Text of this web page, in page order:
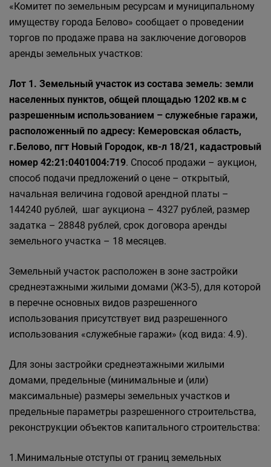
«Комитет по земельным ресурсам и муниципальному
имуществу города Белово» сообщает о проведении
торгов по продаже права на заключение договоров
аренды земельных участков:
Лот 1. Земельный участок из состава земель: земли
населенных пунктов, общей площадью 1202 кв.м с
разрешенным использованием – служебные гаражи,
расположенный по адресу: Кемеровская область,
г.Белово, пгт Новый Городок, кв-л 18/21, кадастровый
номер 42:21:0401004:719. Способ продажи – аукцион,
способ подачи предложений о цене – открытый,
начальная величина годовой арендной платы –
144240 рублей, шаг аукциона – 4327 рублей, размер
задатка – 28848 рублей, срок договора аренды
земельного участка – 18 месяцев.
Земельный участок расположен в зоне застройки
среднеэтажными жилыми домами (Ж3-5), для которой
в перечне основных видов разрешенного
использования присутствует вид разрешенного
использования «служебные гаражи» (код вида: 4.9).
Для зоны застройки среднеэтажными жилыми
домами, предельные (минимальные и (или)
максимальные) размеры земельных участков и
предельные параметры разрешенного строительства,
реконструкции объектов капитального строительства:
1.Минимальные отступы от границ земельных